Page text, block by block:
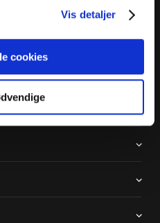
Vis detaljer
cookies
adm@dsn.dk